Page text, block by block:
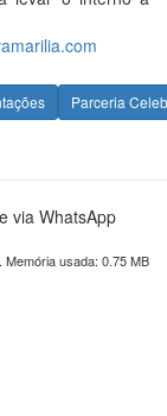
Parceria
via WhatsApp
usada: 0.75 MB